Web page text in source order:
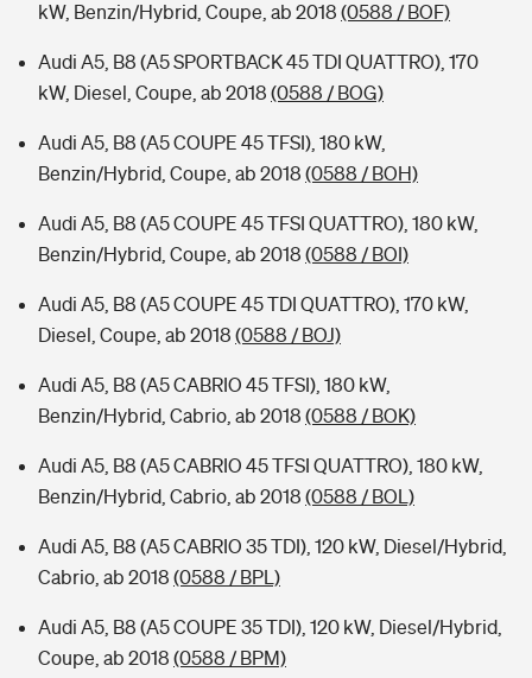
kW, Benzin/Hybrid, Coupe, ab 2018 (0588 / BOF)
Audi A5, B8 (A5 SPORTBACK 45 TDI QUATTRO), 170
kW, Diesel, Coupe, ab 2018 (0588 / BOG)
Audi A5, B8 (A5 COUPE 45 TFSI), 180 kW,
Benzin/Hybrid, Coupe, ab 2018 (0588 / BOH)
Audi A5, B8 (A5 COUPE 45 TFSI QUATTRO), 180 kW,
Benzin/Hybrid, Coupe, ab 2018 (0588 / BOI)
Audi A5, B8 (A5 COUPE 45 TDI QUATTRO), 170 kW,
Diesel, Coupe, ab 2018 (0588 / BOJ)
Audi A5, B8 (A5 CABRIO 45 TFSI), 180 kW,
Benzin/Hybrid, Cabrio, ab 2018 (0588 / BOK)
Audi A5, B8 (A5 CABRIO 45 TFSI QUATTRO), 180 kW,
Benzin/Hybrid, Cabrio, ab 2018 (0588 / BOL)
Audi A5, B8 (A5 CABRIO 35 TDI), 120 kW, Diesel/Hybrid,
Cabrio, ab 2018 (0588 / BPL)
Audi A5, B8 (A5 COUPE 35 TDI), 120 kW, Diesel/Hybrid,
Coupe, ab 2018 (0588 / BPM)